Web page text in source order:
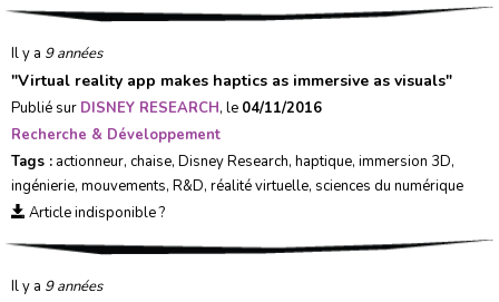
Il y a 9 années
"Virtual reality app makes haptics as immersive as visuals"
Publié sur DISNEY RESEARCH, le 04/11/2016
Recherche & Développement
Tags : actionneur, chaise, Disney Research, haptique, immersion 3D,
ingénierie, mouvements, R&D, réalité virtuelle, sciences du numérique
Article indisponible ?
Il y a 9 années